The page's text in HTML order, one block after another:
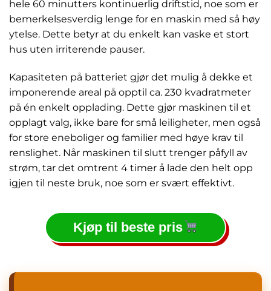
hele 60 minutters kontinuerlig driftstid, noe som er
bemerkelsesverdig lenge for en maskin med så høy
ytelse. Dette betyr at du enkelt kan vaske et stort
hus uten irriterende pauser.
Kapasiteten på batteriet gjør det mulig å dekke et
imponerende areal på opptil ca. 230 kvadratmeter
på én enkelt opplading. Dette gjør maskinen til et
opplagt valg, ikke bare for små leiligheter, men også
for store eneboliger og familier med høye krav til
renslighet. Når maskinen til slutt trenger påfyll av
strøm, tar det omtrent 4 timer å lade den helt opp
igjen til neste bruk, noe som er svært effektivt.
Kjøp til beste pris